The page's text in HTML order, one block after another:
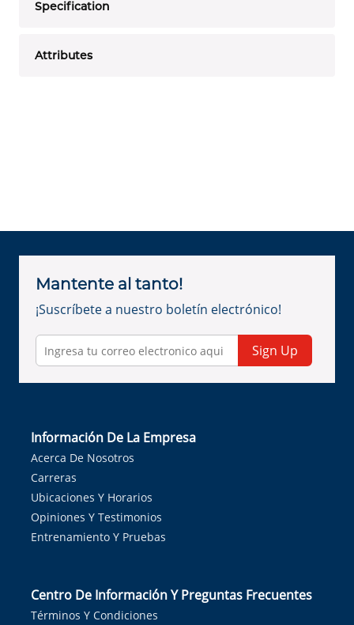
Specification
Attributes
Mantente al tanto!
¡Suscríbete a nuestro boletín electrónico!
Sign Up
Información De La Empresa
Acerca De Nosotros
Carreras
Ubicaciones Y Horarios
Opiniones Y Testimonios
Entrenamiento Y Pruebas
Centro De Información Y Preguntas Frecuentes
Términos Y Condiciones